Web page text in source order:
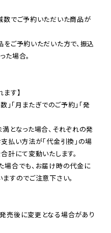
数でご予約いただいた商品が
ご予約いただいた方で、振込
場合。
す】
」「月またぎでのご予約」「発
となった場合、それぞれの発
払い方法が「代金引換」の場
合でも、お届け時の代金に
すのでご注意下さい。
売後に変更となる場合があり